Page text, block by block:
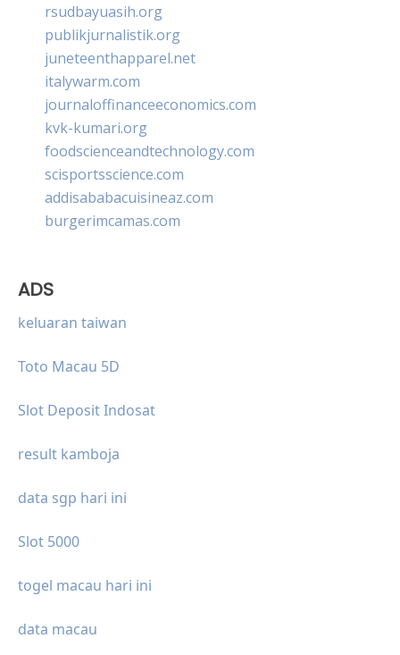
rsudbayuasih.org
publikjurnalistik.org
juneteenthapparel.net
italywarm.com
journaloffinanceeconomics.com
kvk-kumari.org
foodscienceandtechnology.com
scisportsscience.com
addisababacuisineaz.com
burgerimcamas.com
ADS
keluaran taiwan
Toto Macau 5D
Slot Deposit Indosat
result kamboja
data sgp hari ini
Slot 5000
togel macau hari ini
data macau